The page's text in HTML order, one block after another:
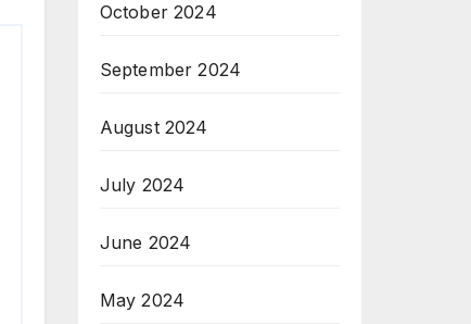
October 2024
September 2024
August 2024
July 2024
June 2024
May 2024